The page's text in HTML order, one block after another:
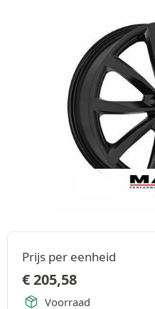
Prijs per eenheid
€205,58
Voorraad